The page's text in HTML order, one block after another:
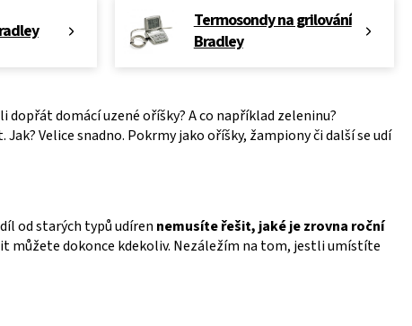
Termosondy na grilování
Bradley
domácí uzené oříšky? A co například zeleninu?
Velice snadno. Pokrmy jako oříšky, žampiony či další se udí
od starých typů udíren nemusíte řešit, jaké je zrovna roční
můžete dokonce kdekoliv. Nezáležím na tom, jestli umístíte